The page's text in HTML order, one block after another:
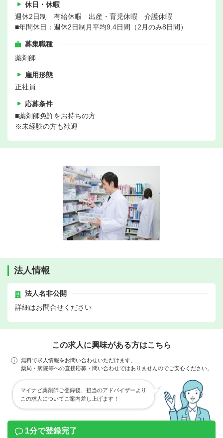
休日・休暇
週休2日制 有給休暇 出産・育児休暇 介護休暇
■年間休日：週休2日制月平均9.4日間（2月のみ8日間）
募集職種
薬剤師
雇用形態
正社員
応募条件
■薬剤師免許をお持ちの方
※未経験の方も歓迎
法人情報
法人名非公開
詳細はお問合せください
この求人に興味がある方はこちら
無料で求人情報をお問い合わせいただけます。
薬局・病院等への直接応募・問い合わせではありませんのでご安心ください。
マイナビ薬剤師ご登録後、担当のアドバイザーより
この求人についてご案内差し上げます！
1分で登録完了